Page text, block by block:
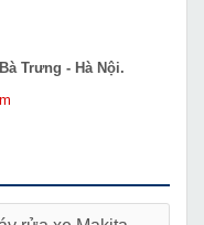
Trưng - Hà Nội.